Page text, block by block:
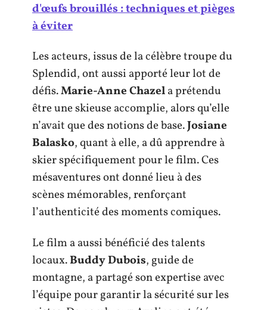
d'œufs brouillés : techniques et pièges
à éviter
Les acteurs, issus de la célèbre troupe du
Splendid, ont aussi apporté leur lot de
défis.Marie-Anne Chazela prétendu
être une skieuse accomplie, alors qu’elle
n’avait que des notions de base.Josiane
Balasko, quant à elle, a dû apprendre à
skier spécifiquement pour le film. Ces
mésaventures ont donné lieu à des
scènes mémorables, renforçant
l’authenticité des moments comiques.
Le film a aussi bénéficié des talents
locaux.Buddy Dubois, guide de
montagne, a partagé son expertise avec
l’équipe pour garantir la sécurité sur les